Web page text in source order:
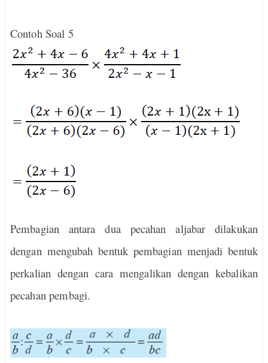
Contoh Soal 5
Pembagian antara dua pecahan aljabar dilakukan
dengan mengubah bentuk pembagian menjadi bentuk
perkalian dengan cara mengalikan dengan kebalikan
pecahan pembagi.